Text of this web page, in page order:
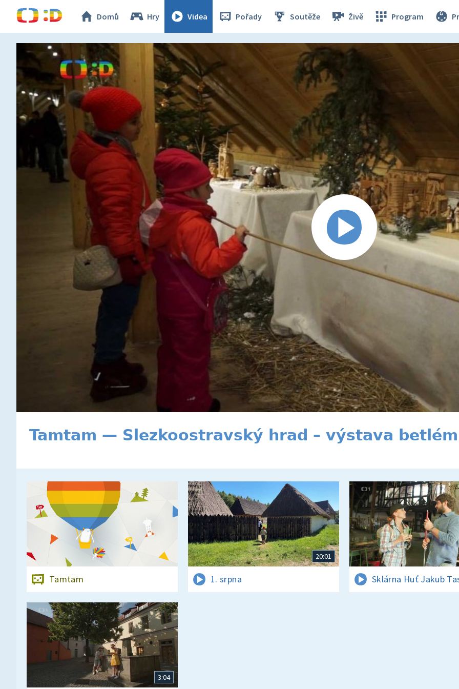
Domů Hry Videa Pořady Soutěže Živě Program
Tamtam — Slezkoostravský hrad – výstava
Tamtam
20:01
1. srpna Sklárna Huť Jakub
3:04